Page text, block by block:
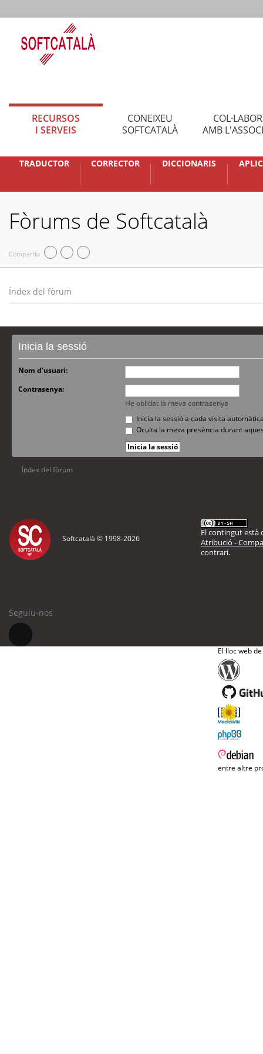
RECURSOS
I SERVEIS
CONEIXEU
SOFTCATALÀ
AMB
TRADUCTOR CORRECTOR DICCIONARIS
Fòrums de Softcatalà
Compartiu
Índex del fòrum
Inicia la sessió
Nom d’usuari:
Contrasenya:
He oblidat la meva contrasenya
Inicia la sessió a cada visita
Oculta la meva presència durant
Índex del fòrum
Softcatalà © 1998-2026
El contingut està
Atribució -
contrari.
Seguiu-nos
El lloc web
entre altre